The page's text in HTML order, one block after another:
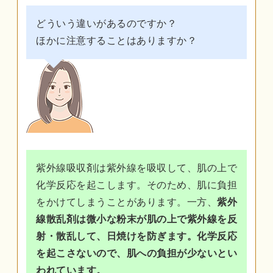
どういう違いがあるのですか？
ほかに注意することはありますか？
紫外線吸収剤は紫外線を吸収して、肌の上で
化学反応を起こします。そのため、肌に負担
をかけてしまうことがあります。一方、 紫外
線散乱剤は微小な粉末が肌の上で紫外線を反
射・散乱して、日焼けを防ぎます。化学反応
を起こさないので、肌への負担が少ないとい
われています。